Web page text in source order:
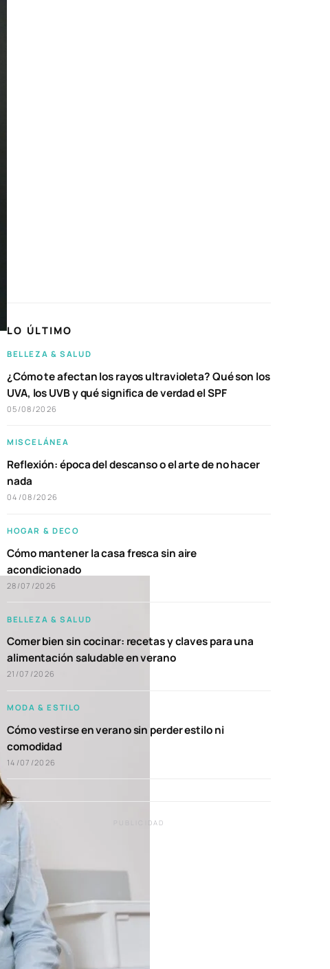
LO ÚLTIMO
BELLEZA & SALUD
¿Cómo te afectan los rayos ultravioleta? Qué son los
UVA, los UVB y qué significa de verdad el SPF
05/08/2026
MISCELÁNEA
Reflexión: época del descanso o el arte de no hacer
nada
04/08/2026
HOGAR & DECO
Cómo mantener la casa fresca sin aire
acondicionado
28/07/2026
BELLEZA & SALUD
Comer bien sin cocinar: recetas y claves para una
alimentación saludable en verano
21/07/2026
MODA & ESTILO
Cómo vestirse en verano sin perder estilo ni
comodidad
14/07/2026
PUBLICIDAD